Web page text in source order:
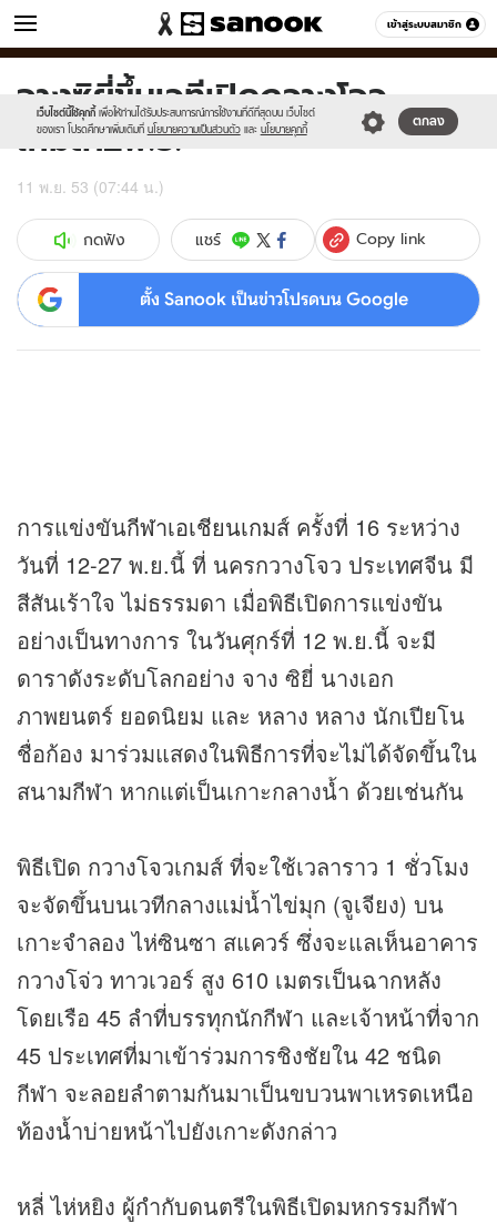
เข้าสู่ระบบสมาชิก
ข่าว หมวดอื่นๆ
เว็บไซต์นี้ใช้คุกกี้ เพื่อให้ท่านได้รับประสบการณ์การใช้งานที่ดีที่สุดบน เว็บไซต์
ของเรา โปรดศึกษาเพิ่มเติมที่ นโยบายความเป็นส่วนตัว และ นโยบายคุกกี้
ตกลง
Sanook
//s.isanook.com/sr/0/images/logo-
new-
sanook.png
600
60
จางซิยี่ขึ้นเวทีเปิดกวางโจว
เกมส์12พ.ย.
11 พ.ย. 53 (07:44 น.)
กดฟัง แชร์ Copy link
ตั้ง Sanook เป็นข่าวโปรดบน Google
การแข่งขันกีฬาเอเชียนเกมส์ ครั้งที่ 16 ระหว่าง
วันที่ 12-27 พ.ย.นี้ ที่ นครกวางโจว ประเทศจีน มี
สีสันเร้าใจ ไม่ธรรมดา เมื่อพิธีเปิดการแข่งขัน
อย่างเป็นทางการ ในวันศุกร์ที่ 12 พ.ย.นี้ จะมี
ดาราดังระดับโลกอย่าง จาง ซิยี่ นางเอก
ภาพยนตร์ ยอดนิยม และ หลาง หลาง นักเปียโน
ชื่อก้อง มาร่วมแสดงในพิธีการที่จะไม่ได้จัดขึ้นใน
สนามกีฬา หากแต่เป็นเกาะกลางน้ำ ด้วยเช่นกัน
พิธีเปิด กวางโจวเกมส์ ที่จะใช้เวลาราว 1 ชั่วโมง
จะจัดขึ้นบนเวทีกลางแม่น้ำไข่มุก (จูเจียง) บน
เกาะจำลอง ไห่ซินซา สแควร์ ซึ่งจะแลเห็นอาคาร
กวางโจ่ว ทาวเวอร์ สูง 610 เมตรเป็นฉากหลัง
โดยเรือ 45 ลำที่บรรทุกนักกีฬา และเจ้าหน้าที่จาก
45 ประเทศที่มาเข้าร่วมการชิงชัยใน 42 ชนิด
กีฬา จะลอยลำตามกันมาเป็นขบวนพาเหรดเหนือ
ท้องน้ำบ่ายหน้าไปยังเกาะดังกล่าว
หลี่ ไห่หยิง ผู้กำกับดนตรีในพิธีเปิดมหกรรมกีฬา